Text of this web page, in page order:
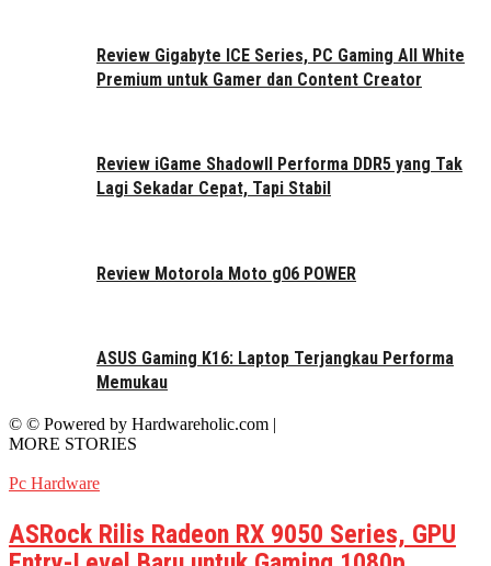
Review Gigabyte ICE Series, PC Gaming All White
Premium untuk Gamer dan Content Creator
Review iGame ShadowII Performa DDR5 yang Tak
Lagi Sekadar Cepat, Tapi Stabil
Review Motorola Moto g06 POWER
ASUS Gaming K16: Laptop Terjangkau Performa
Memukau
© © Powered by Hardwareholic.com |
MORE STORIES
Pc Hardware
ASRock Rilis Radeon RX 9050 Series, GPU